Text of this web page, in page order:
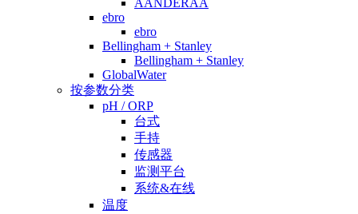
AANDERAA
ebro
ebro
Bellingham + Stanley
Bellingham + Stanley
GlobalWater
按参数分类
pH / ORP
台式
手持
传感器
监测平台
系统&在线
温度